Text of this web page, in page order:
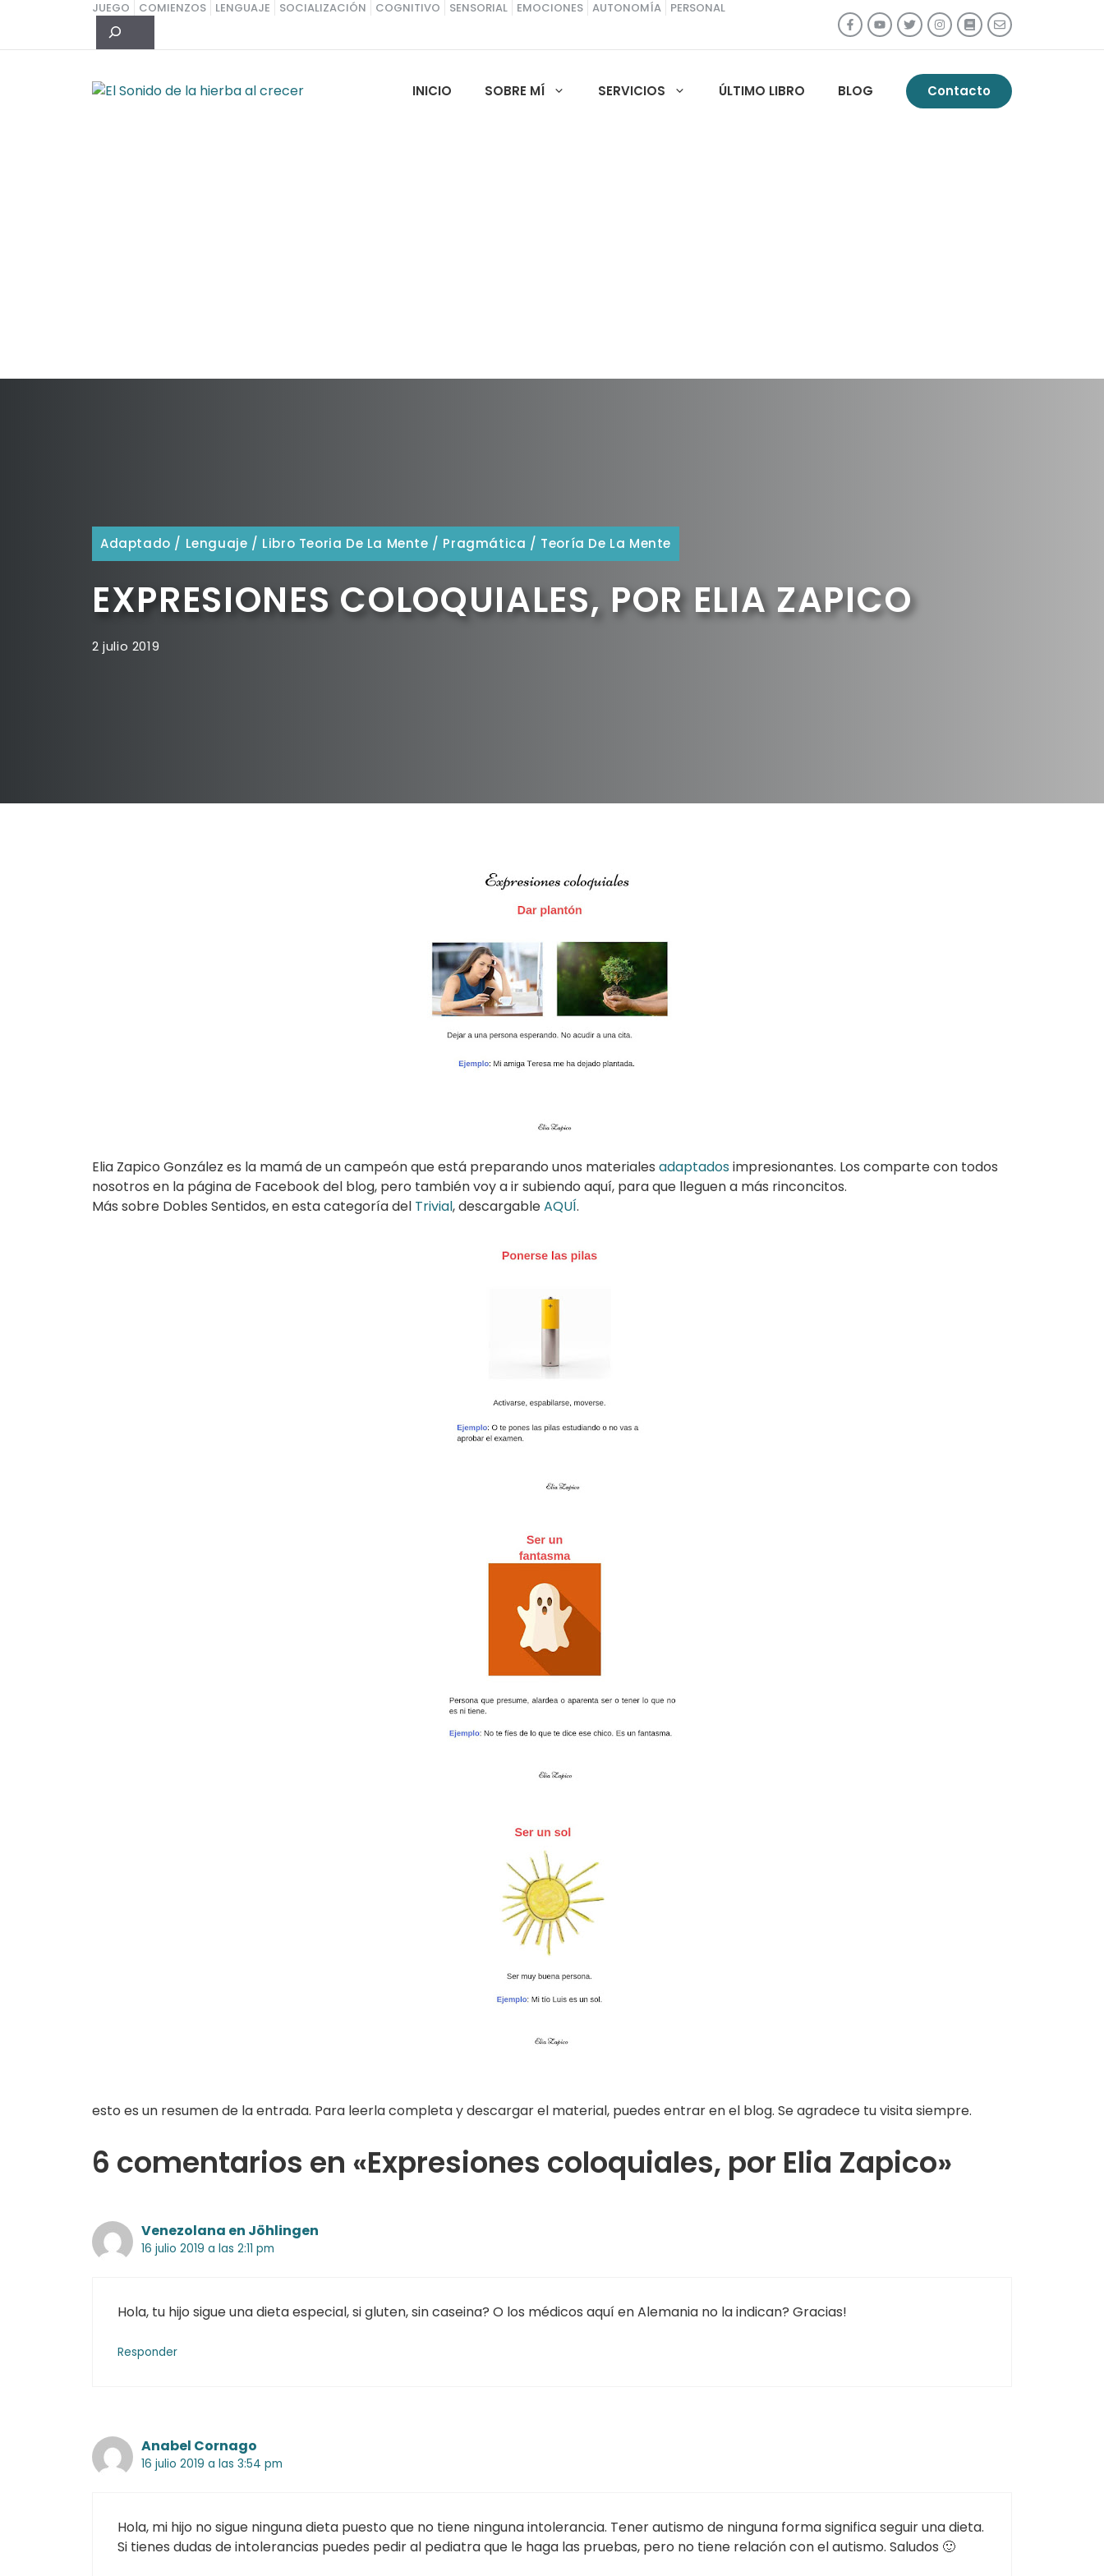
contenido
JUEGO COMIENZOS LENGUAJE SOCIALIZACIÓN COGNITIVO SENSORIAL EMOCIONES AUTONOMÍA PERSONAL
Buscar
INICIO SOBRE MÍ SERVICIOS ÚLTIMO LIBRO BLOG Contacto
Adaptado / Lenguaje / Libro Teoria De La Mente / Pragmática / Teoría De La Mente
EXPRESIONES COLOQUIALES, POR ELIA ZAPICO
2 julio 2019
Elia Zapico González es la mamá de un campeón que está preparando unos materiales adaptadosimpresionantes. Los comparte con todos
nosotros en la página de Facebook del blog, pero también voy a ir subiendo aquí, para que lleguen a más rinconcitos.
Más sobre Dobles Sentidos, en esta categoría del Trivial, descargableAQUÍ.
esto es un resumen de la entrada. Para leerla completa y descargar el material, puedes entrar en el blog. Se agradece tu visita siempre.
6 comentarios en «Expresiones coloquiales, por Elia Zapico»
Venezolana en Jöhlingen
16 julio 2019 a las 2:11 pm
Hola, tu hijo sigue una dieta especial, si gluten, sin caseina? O los médicos aquí en Alemania no la indican? Gracias!
Responder
Anabel Cornago
16 julio 2019 a las 3:54 pm
Hola, mi hijo no sigue ninguna dieta puesto que no tiene ninguna intolerancia. Tener autismo de ninguna forma significa seguir una dieta.
Si tienes dudas de intolerancias puedes pedir al pediatra que le haga las pruebas, pero no tiene relación con el autismo. Saludos 🙂